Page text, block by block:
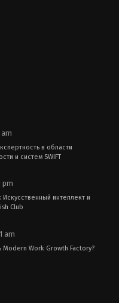
в области
и систем SWIFT
pm
Искусственный интеллект и
Club
am
Modern Work Growth Factory?